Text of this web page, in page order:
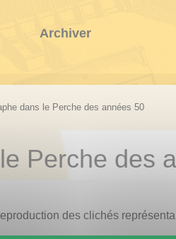
Archiver
dans le Perche des années 50
Perche des
des clichés